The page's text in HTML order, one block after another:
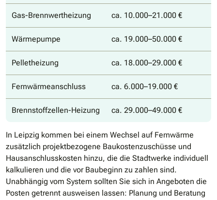
Gas-Brennwertheizung ca. 10.000–21.000 €
Wärmepumpe ca. 19.000–50.000 €
Pelletheizung ca. 18.000–29.000 €
Fernwärmeanschluss ca. 6.000–19.000 €
Brennstoffzellen-Heizung ca. 29.000–49.000 €
In Leipzig kommen bei einem Wechsel auf Fernwärme
zusätzlich projektbezogene Baukostenzuschüsse und
Hausanschlusskosten hinzu, die die Stadtwerke individuell
kalkulieren und die vor Baubeginn zu zahlen sind.
Unabhängig vom System sollten Sie sich in Angeboten die
Posten getrennt ausweisen lassen: Planung und Beratung